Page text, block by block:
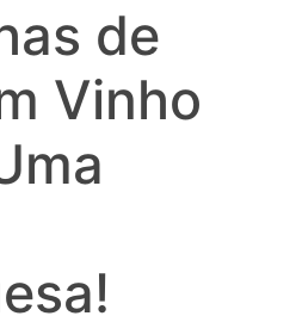
de
Vinho